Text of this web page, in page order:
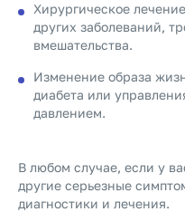
Хирургическое
других заболеваний,
вмешательства.
Изменение образа
диабета или
давлением.
В любом случае, если у
другие серьезные
диагностики и лечения.